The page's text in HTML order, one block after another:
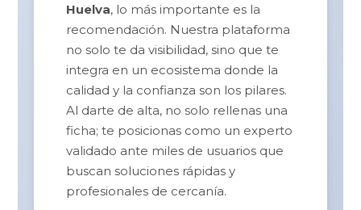
Huelva, lo más importante es la
recomendación. Nuestra plataforma
no solo te da visibilidad, sino que te
integra en un ecosistema donde la
calidad y la confianza son los pilares.
Al darte de alta, no solo rellenas una
ficha; te posicionas como un experto
validado ante miles de usuarios que
buscan soluciones rápidas y
profesionales de cercanía.